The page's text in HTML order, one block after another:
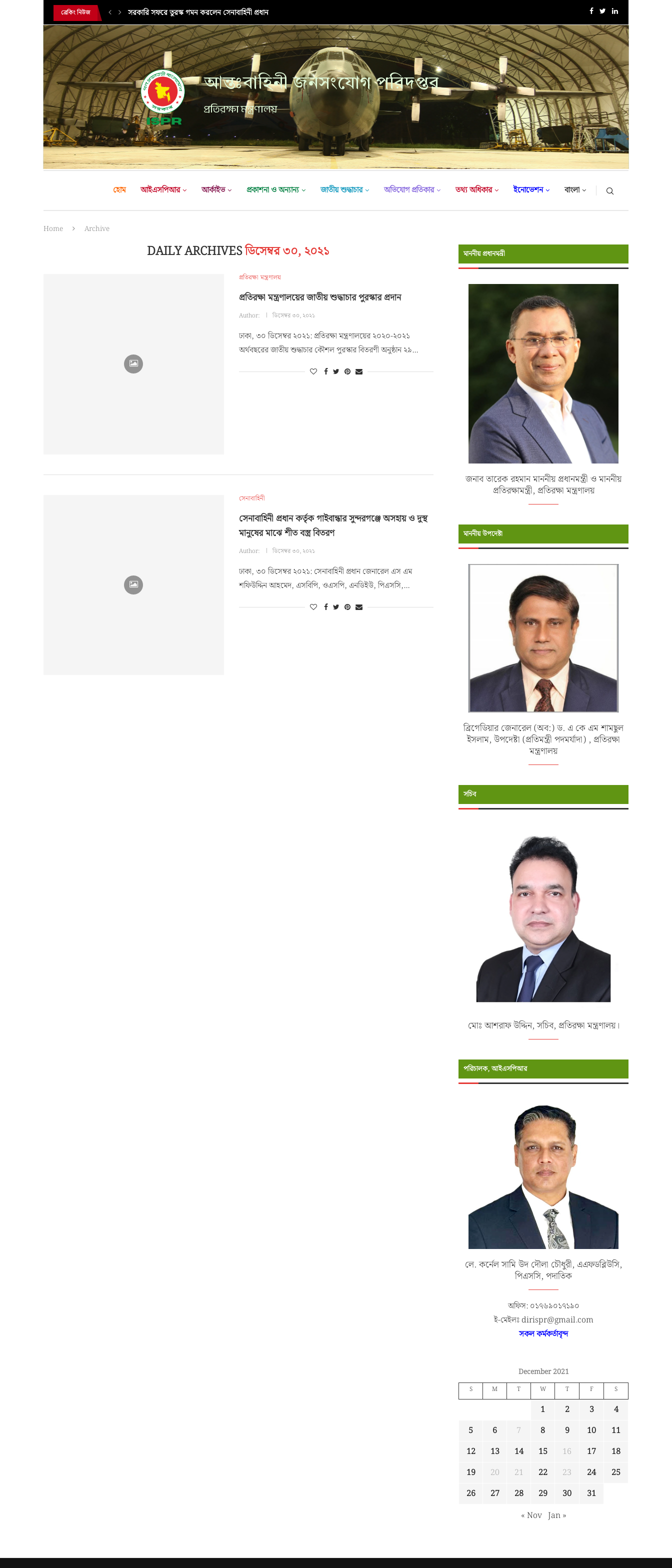
ব্রেকিং নিউজ এক্সারসাইজ টাইগার লাইটনিং-২০২৬ এর উদ্বোধনী অনুষ্ঠান ১৮-তম নৌবাহিনী প্রধান হিসেবে নিয়োগ পেলেন রিয়ার এডমিরাল...
আন্তঃবাহিনী জনসংযোগ পরিদপ্তর
প্রতিরক্ষা মন্ত্রণালয়
হোম আইএসপিআর আর্কাইভ প্রকাশনা ও অন্যান্য জাতীয় শুদ্ধাচার অভিযোগ প্রতিকার তথ্য অধিকার ইনোভেশন বাংলা
Home Archive
DAILY ARCHIVESডিসেম্বর ৩০, ২০২১
প্রতিরক্ষা মন্ত্রণালয়
প্রতিরক্ষা মন্ত্রণালয়ের জাতীয় শুদ্ধাচার পুরস্কার প্রদান
Author: ডিসেম্বর ৩০, ২০২১
ঢাকা, ৩০ ডিসেম্বর ২০২১: প্রতিরক্ষা মন্ত্রণালয়ের ২০২০-২০২১
অর্থবছরের জাতীয় শুদ্ধাচার কৌশল পুরস্কার বিতরণী অনুষ্ঠান ২৯…
সেনাবাহিনী
সেনাবাহিনী প্রধান কর্তৃক গাইবান্ধার সুন্দরগঞ্জে অসহায় ও দুস্থ
মানুষের মাঝে শীত বস্ত্র বিতরণ
Author: ডিসেম্বর ৩০, ২০২১
ঢাকা, ৩০ ডিসেম্বর ২০২১: সেনাবাহিনী প্রধান জেনারেল এস এম
শফিউদ্দিন আহমেদ, এসবিপি, ওএসপি, এনডিইউ, পিএসসি,…
মাননীয় প্রধানমন্রী
জনাব তারেক রহমান মাননীয় প্রধানমন্ত্রী ও মাননীয়
প্রতিরক্ষামন্ত্রী, প্রতিরক্ষা মন্ত্রণালয়
মাননীয় উপদেষ্টা
ব্রিগেডিয়ার জেনারেল (অব:) ড. এ কে এম শামছুল
ইসলাম, উপদেষ্টা (প্রতিমন্ত্রী পদমর্যাদা) , প্রতিরক্ষা
মন্ত্রণালয়
সচিব
মোঃ আশরাফ উদ্দিন, সচিব, প্রতিরক্ষা মন্ত্রণালয়।
পরিচালক, আইএসপিআর
লে. কর্নেল সামি উদ দৌলা চৌধুরী, এএফডব্লিউসি,
পিএসসি, পদাতিক
অফিস: ০১৭৬৯০১৭১৯০
ই-মেইলঃ dirispr@gmail.com
সকল কর্মকর্তাবৃন্দ
December 2021
S M T W T F S
1 2 3
4
5
6 7 8 9 10
11
12
13 14 15 16 17
18
19
20 21 22 23 24
25
26
27 28 29 30
31
« Nov Jan »